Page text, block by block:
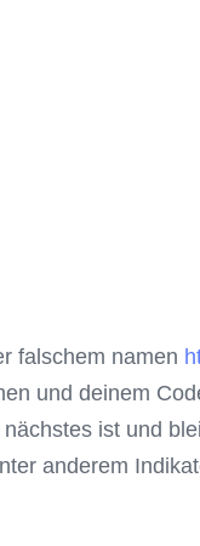
falschem namen
und deinem
ist und
anderem